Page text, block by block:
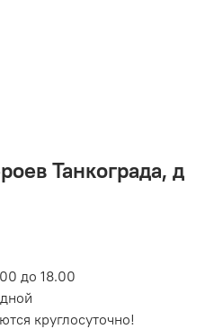
Танкограда, д
до 18.00
круглосуточно!